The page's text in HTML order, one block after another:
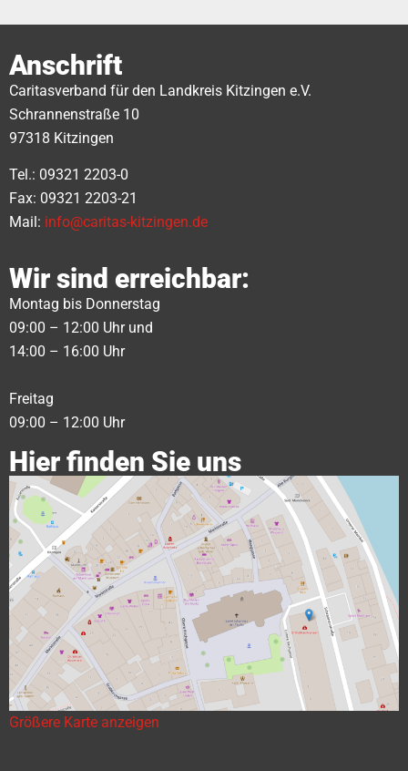
Anschrift
Caritasverband für den Landkreis Kitzingen e.V.
Schrannenstraße 10
97318 Kitzingen
Tel.: 09321 2203-0
Fax: 09321 2203-21
Mail: info@caritas-kitzingen.de
Wir sind erreichbar:
Montag bis Donnerstag
09:00 – 12:00 Uhr und
14:00 – 16:00 Uhr
Freitag
09:00 – 12:00 Uhr
Hier finden Sie uns
Größere Karte anzeigen